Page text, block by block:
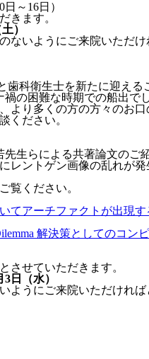
～16日）
きます。
）
ないようにご来院いただけ
科衛生士を新たに迎える
禍の困難な時期での船出で
より多くの方の方々のお
ください。
生らによる共著論文のご
レントゲン画像の乱れが
覧ください。
てアーチファクトが出現す
解決策としてのコン
させていただきます。
日（水）
ようにご来院いただけれ